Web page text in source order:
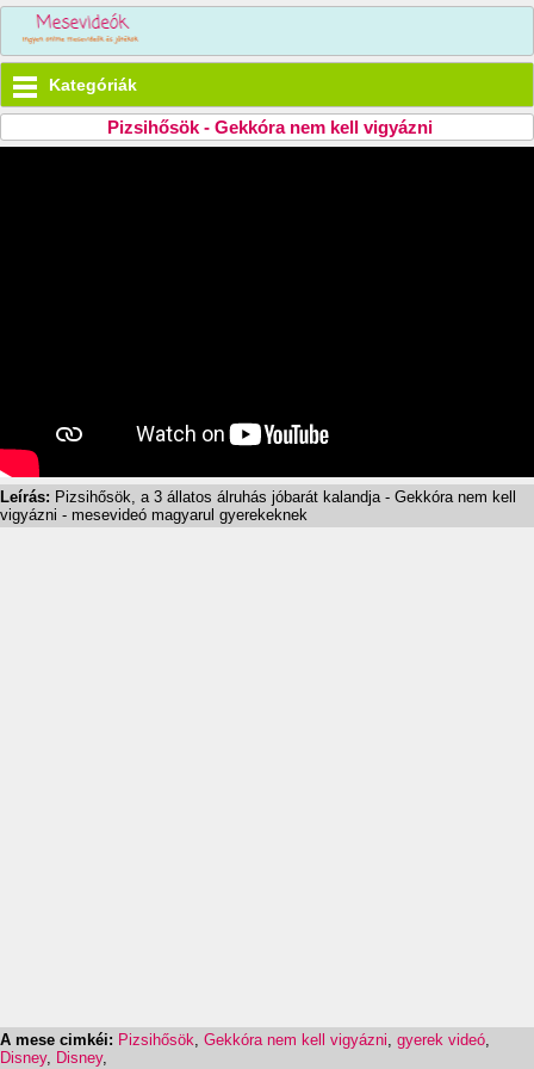
Kategóriák
Pizsihősök - Gekkóra nem kell vigyázni
Leírás: Pizsihősök, a 3 állatos álruhás jóbarát kalandja - Gekkóra nem kell
vigyázni - mesevideó magyarul gyerekeknek
A mese cimkéi: Pizsihősök Gekkóra nem kell vigyázni gyerek videó
Disney, Disney,